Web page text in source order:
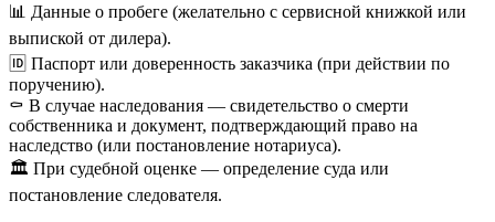
📊 Данные о пробеге (желательно с сервисной книжкой или
выпиской от дилера).
🆔 Паспорт или доверенность заказчика (при действии по
поручению).
⚰️ В случае наследования — свидетельство о смерти
собственника и документ, подтверждающий право на
наследство (или постановление нотариуса).
🏛️ При судебной оценке — определение суда или
постановление следователя.